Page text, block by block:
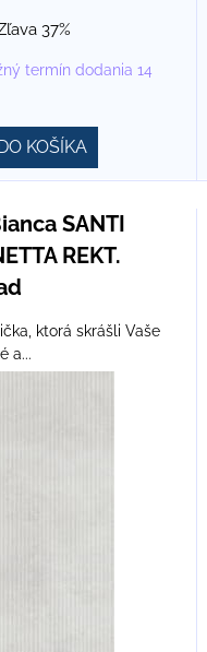
37%
termín dodania 14
KOŠÍKA
SANTI
REKT.
ktorá skrášli Vaše
a...